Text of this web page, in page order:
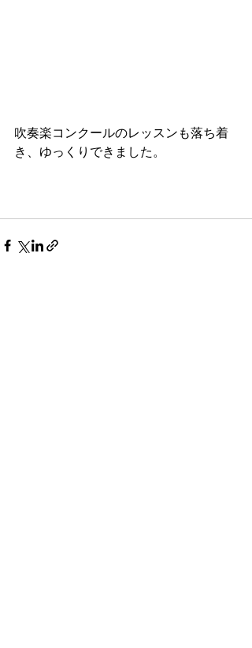
吹奏楽コンクールのレッスンも落ち着
き、ゆっくりできました。